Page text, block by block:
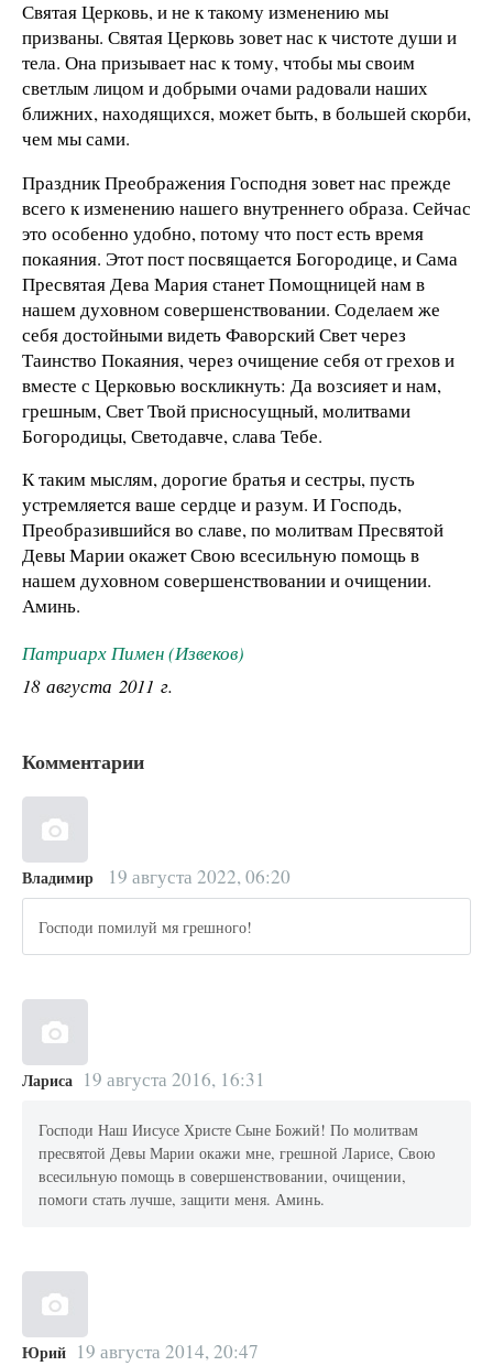
Святая Церковь, и не к такому изменению мы
призваны. Святая Церковь зовет нас к чистоте души и
тела. Она призывает нас к тому, чтобы мы своим
светлым лицом и добрыми очами радовали наших
ближних, находящихся, может быть, в большей скорби,
чем мы сами.
Праздник Преображения Господня зовет нас прежде
всего к изменению нашего внутреннего образа. Сейчас
это особенно удобно, потому что пост есть время
покаяния. Этот пост посвящается Богородице, и Сама
Пресвятая Дева Мария станет Помощницей нам в
нашем духовном совершенствовании. Соделаем же
себя достойными видеть Фаворский Свет через
Таинство Покаяния, через очищение себя от грехов и
вместе с Церковью воскликнуть: Да возсияет и нам,
грешным, Свет Твой присносущный, молитвами
Богородицы, Светодавче, слава Тебе.
К таким мыслям, дорогие братья и сестры, пусть
устремляется ваше сердце и разум. И Господь,
Преобразившийся во славе, по молитвам Пресвятой
Девы Марии окажет Свою всесильную помощь в
нашем духовном совершенствовании и очищении.
Аминь.
Патриарх Пимен (Извеков)
18 августа 2011 г.
Комментарии
Владимир 19 августа 2022, 06:20
Господи помилуй мя грешного!
Лариса 19 августа 2016, 16:31
Господи Наш Иисусе Христе Сыне Божий! По молитвам
пресвятой Девы Марии окажи мне, грешной Ларисе, Свою
всесильную помощь в совершенствовании, очищении,
помоги стать лучше, защити меня. Аминь.
Юрий 19 августа 2014, 20:47